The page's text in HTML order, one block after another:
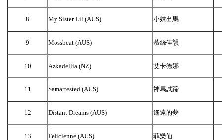
8 My Sister Lil (AUS) 小妺出馬
9 Mossbeat (AUS) 慕絲佳韻
10 Azkadellia (NZ) 艾卡德娜
11 Samartested (AUS) 神馬試蹄
12 Distant Dreams (AUS) 遙遠的夢
13 Felicienne (AUS) 菲樂仙